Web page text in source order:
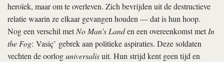
heroïek, maar om te overleven. Zich bevrijden uit de destructieve
relatie waarin ze elkaar gevangen houden — dat is hun hoop.
Nog een verschil metNo Man’s Landen een overeenkomst metIn
the Fog: Vasiç’ gebrek aan politieke aspiraties. Deze soldaten
vechten de oorloguniversalisuit. Hun strijd kent geen tijd en